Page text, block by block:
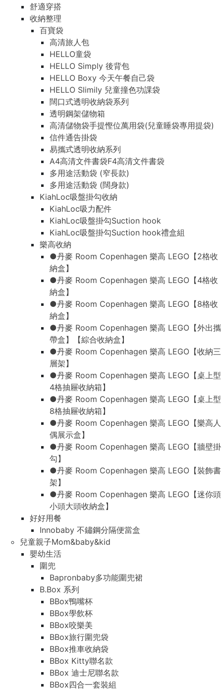
舒適穿搭
收納整理
百寶袋
高清旅人包
HELLO童袋
HELLO Simply 後背包
HELLO Boxy 今天午餐自己袋
HELLO Slimily 兒童撞色功課袋
闊口式透明收納袋系列
透明鋼架儲物箱
高清儲物袋手提慳位萬用袋(兒童睡袋專用提袋)
信件通告掛袋
易攜式透明收納系列
A4高清文件書袋F4高清文件書袋
多用途活動袋 (窄長款)
多用途活動袋 (闊身款)
KiahLoc吸盤掛勾收納
KiahLoc吸力配件
KiahLoc吸盤掛勾Suction hook
KiahLoc吸盤掛勾Suction hook禮盒組
樂高收納
●丹麥 Room Copenhagen 樂高 LEGO【2格收
納盒】
●丹麥 Room Copenhagen 樂高 LEGO【4格收
納盒】
●丹麥 Room Copenhagen 樂高 LEGO【8格收
納盒】
●丹麥 Room Copenhagen 樂高 LEGO【外出攜
帶盒】【綜合收納盒】
●丹麥 Room Copenhagen 樂高 LEGO【收納三
層架】
●丹麥 Room Copenhagen 樂高 LEGO【桌上型
4格抽屜收納箱】
●丹麥 Room Copenhagen 樂高 LEGO【桌上型
8格抽屜收納箱】
●丹麥 Room Copenhagen 樂高 LEGO【樂高人
偶展示盒】
●丹麥 Room Copenhagen 樂高 LEGO【牆壁掛
勾】
●丹麥 Room Copenhagen 樂高 LEGO【裝飾書
架】
●丹麥 Room Copenhagen 樂高 LEGO【迷你頭
小頭大頭收納盒】
好好用餐
Innobaby 不鏽鋼分隔便當盒
兒童親子Mom&baby&kid
嬰幼生活
圍兜
Bapronbaby多功能圍兜裙
B.Box 系列
BBox鴨嘴杯
BBox學飲杯
BBox咬樂美
BBox旅行圍兜袋
BBox推車收納袋
BBox Kitty聯名款
BBox 迪士尼聯名款
BBox四合一套裝組